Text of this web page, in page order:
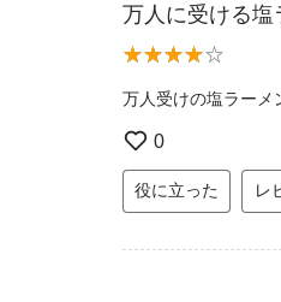
万人に受ける塩
万人受けの塩ラーメ
0
役に立った レ